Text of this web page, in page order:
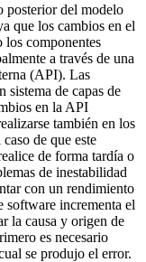
posterior del modelo
que los cambios en el
los componentes
a través de una
(API). Las
sistema de capas de
en la API
también en los
de que este
de forma tardía o
de inestabilidad
con un rendimiento
incrementa el
la causa y origen de
es necesario
se produjo el error.